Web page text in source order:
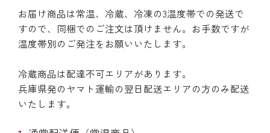
お届け商品は常温、冷蔵、冷凍の3温度帯での発送で
すので、同梱でのご注文は頂けません。お手数ですが
温度帯別のご発注をお願いいたします。
冷蔵商品は配達不可エリアがあります。
兵庫県発のヤマト運輸の翌日配送エリアの方のみ配送
いたします。